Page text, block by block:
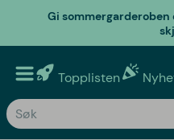
Gi
Topplisten